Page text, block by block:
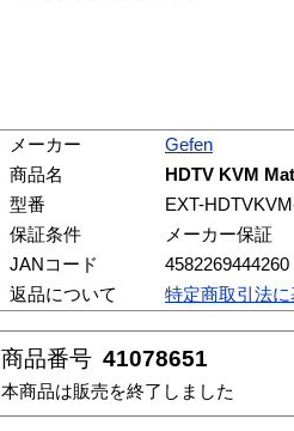
メーカー
Gefen
商品名
HDTV KVM
型番
EXT-
保証条件
メーカー保証
JANコード
4582269444260
返品について
特定商取引法
商品番号 41078651
本商品は販売を終了しました